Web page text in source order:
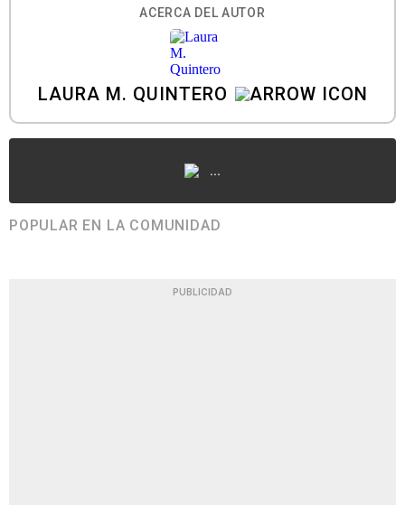
ACERCA DEL AUTOR
LAURA M. QUINTERO
...
POPULAR EN LA COMUNIDAD
PUBLICIDAD